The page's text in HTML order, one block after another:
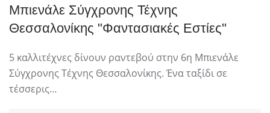
Μπιενάλε Σύγχρονης Τέχνης
Θεσσαλονίκης "Φαντασιακές Εστίες"
5 καλλιτέχνες δίνουν ραντεβού στην 6η Μπιενάλε
Σύγχρονης Τέχνης Θεσσαλονίκης. Ένα ταξίδι σε
τέσσερις…